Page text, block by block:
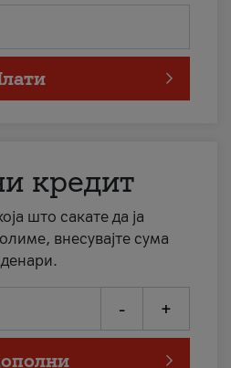
кредит
што сакате да ја
внесувајте сума
- +